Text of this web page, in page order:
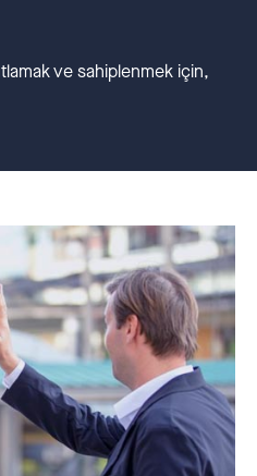
ve sahiplenmek için,